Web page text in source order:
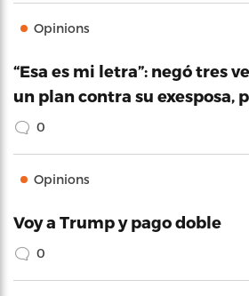
Opinions
“Esa es mi letra”: negó tres
un plan contra su exesposa,
0
Opinions
Voy a Trump y pago doble
0